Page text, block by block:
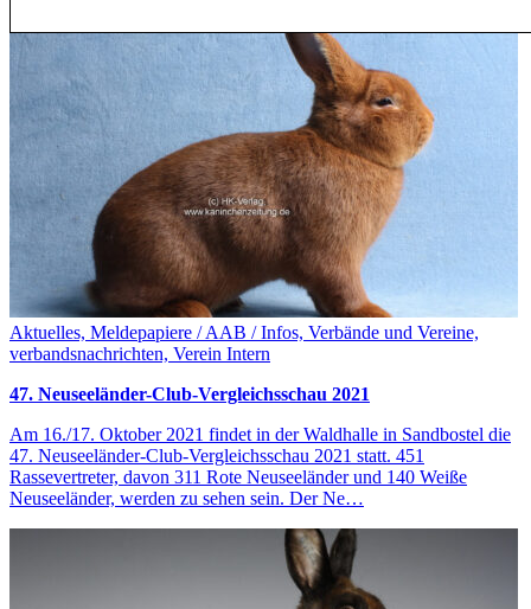
Aktuelles, Meldepapiere / AAB / Infos, Verbände und Vereine,
verbandsnachrichten, Verein Intern
47. Neuseeländer-Club-Vergleichsschau 2021
Am 16./17. Oktober 2021 findet in der Waldhalle in Sandbostel die
47. Neuseeländer-Club-Vergleichsschau 2021 statt. 451
Rassevertreter, davon 311 Rote Neuseeländer und 140 Weiße
Neuseeländer, werden zu sehen sein. Der Ne…